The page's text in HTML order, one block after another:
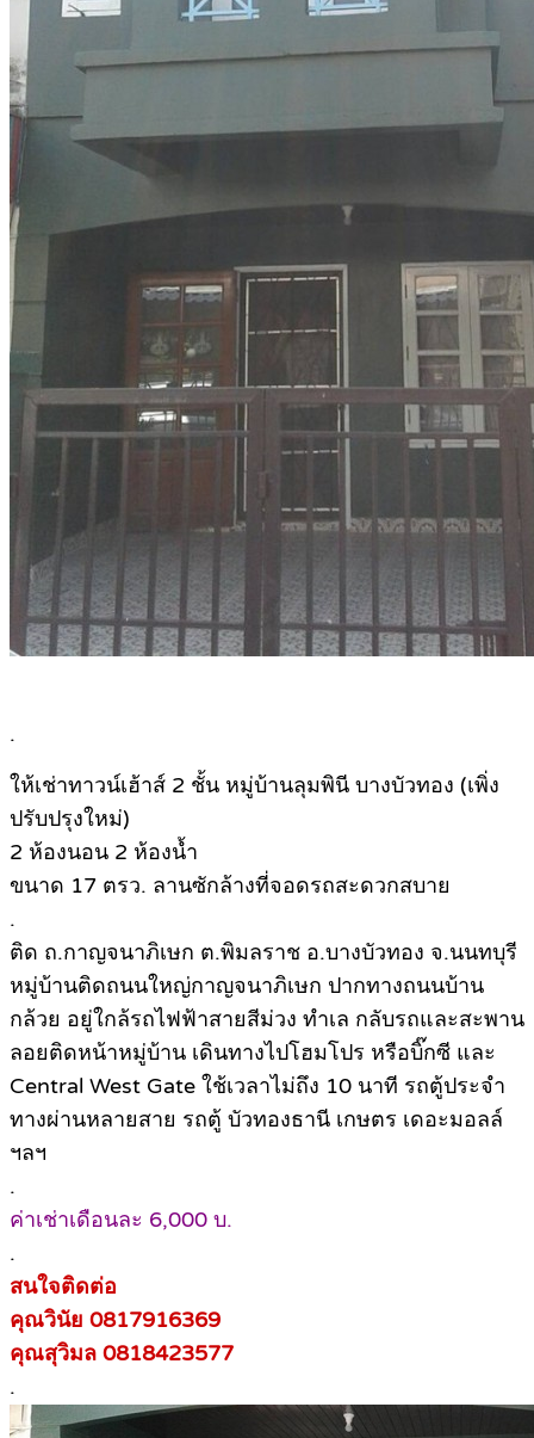
.
ให้เช่าทาวน์เฮ้าส์ 2 ชั้น หมู่บ้านลุมพินี บางบัวทอง (เพิ่ง
ปรับปรุงใหม่)
2 ห้องนอน 2 ห้องน้ำ
ขนาด 17 ตรว. ลานซักล้างที่จอดรถสะดวกสบาย
.
ติด ถ.กาญจนาภิเษก ต.พิมลราช อ.บางบัวทอง จ.นนทบุรี
หมู่บ้านติดถนนใหญ่กาญจนาภิเษก ปากทางถนนบ้าน
กล้วย อยู่ใกล้รถไฟฟ้าสายสีม่วง ทำเล กลับรถและสะพาน
ลอยติดหน้าหมู่บ้าน เดินทางไปโฮมโปร หรือบิ๊กซี และ
Central West Gate ใช้เวลาไม่ถึง 10 นาที รถตู้ประจำ
ทางผ่านหลายสาย รถตู้ บัวทองธานี เกษตร เดอะมอลล์
ฯลฯ
.
ค่าเช่าเดือนละ 6,000 บ.
.
สนใจติดต่อ
คุณวินัย 0817916369
คุณสุวิมล 0818423577
.